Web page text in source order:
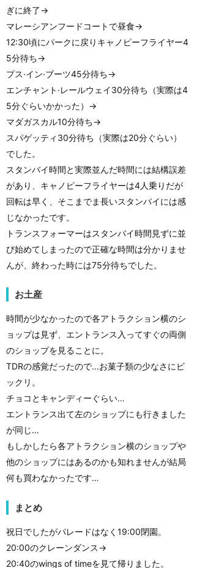
ぎに終了→
マレーシアンフードコートで昼食→
12:30頃にパークに戻りキャノピーフライヤー4
5分待ち→
プス·イン·ブーツ45分待ち→
エンチャント·レールウェイ30分待ち（実際は4
5分ぐらいかかった）→
マダガスカル10分待ち→
スパゲッティ30分待ち（実際は20分ぐらい）
でした。
スタンバイ時間と実際並んだ時間には結構誤差
があり、キャノピーフライヤーは4人乗りだが
回転は早く、そこまでま長いスタンバイには感
じなかったです。
トランスフォーマーはスタンバイ時間見ずに並
び始めてしまったので正確な時間は分かりませ
んが、終わった時には75分待ちでした。
お土産
時間が少なかったので各アトラクション横のシ
ョップは見ず、エントランス入ってすぐの両側
のショップを見ることに。
TDRの感覚だったので…お菓子類の少なさにビ
ックリ。
チョコとキャンディーぐらい…
エントランス出て左のショップにも行きました
が同じ…
もしかしたら各アトラクション横のショップや
他のショップにはあるのかも知れませんが結局
何も買わなかったです…
まとめ
祝日でしたがパレードはなく19:00閉園。
20:00のクレーンダンス→
20:40のwings of timeを見て帰りました。